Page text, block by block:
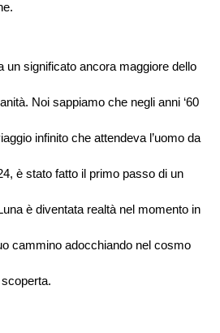
un significato ancora maggiore dello
Noi sappiamo che negli anni ‘60
infinito che attendeva l’uomo da
è stato fatto il primo passo di un
è diventata realtà nel momento in
cammino adocchiando nel cosmo